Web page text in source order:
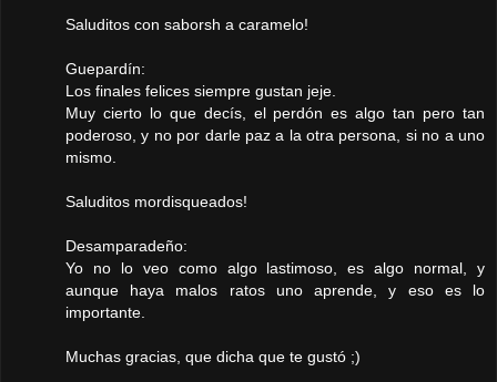
Saluditos con saborsh a caramelo!
Guepardín:
Los finales felices siempre gustan jeje.
Muy cierto lo que decís, el perdón es algo tan pero tan
poderoso, y no por darle paz a la otra persona, si no a uno
mismo.
Saluditos mordisqueados!
Desamparadeño:
Yo no lo veo como algo lastimoso, es algo normal, y
aunque haya malos ratos uno aprende, y eso es lo
importante.
Muchas gracias, que dicha que te gustó ;)